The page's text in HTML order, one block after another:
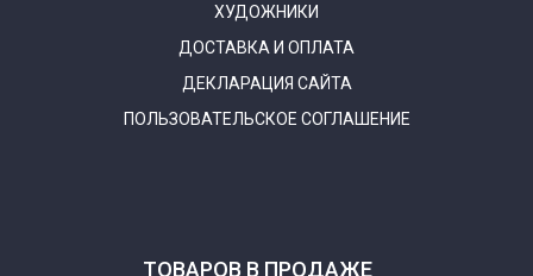
ХУДОЖНИКИ
ДОСТАВКА И ОПЛАТА
ДЕКЛАРАЦИЯ САЙТА
ПОЛЬЗОВАТЕЛЬСКОЕ СОГЛАШЕНИЕ
ТОВАРОВ В ПРОДАЖЕ